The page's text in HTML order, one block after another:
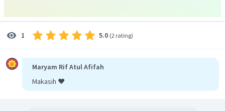
1 5.0 (2 rating)
Maryam Rif Atul Afifah
Makasih ❤️